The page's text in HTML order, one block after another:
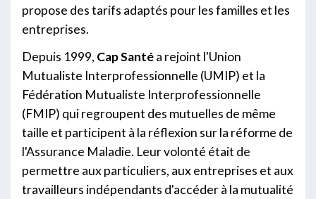
propose des tarifs adaptés pour les familles et les
entreprises.
Depuis 1999, Cap Santéa rejoint l'Union
Mutualiste Interprofessionnelle (UMIP) et la
Fédération Mutualiste Interprofessionnelle
(FMIP) qui regroupent des mutuelles de même
taille et participent à la réflexion sur la réforme de
l'Assurance Maladie. Leur volonté était de
permettre aux particuliers, aux entreprises et aux
travailleurs indépendants d'accéder à la mutualité